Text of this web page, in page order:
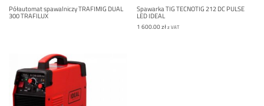
Półautomat spawalniczy TRAFIMIG DUAL
300 TRAFILUX
Spawarka TIG TECNOTIG 212 DC PULSE
LED IDEAL
1 600.00złz VAT